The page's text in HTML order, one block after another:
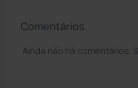
Comentários
Ainda não há comentários.